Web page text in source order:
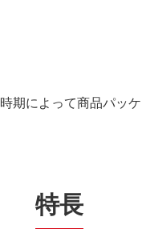
時期によって商品パ
特長